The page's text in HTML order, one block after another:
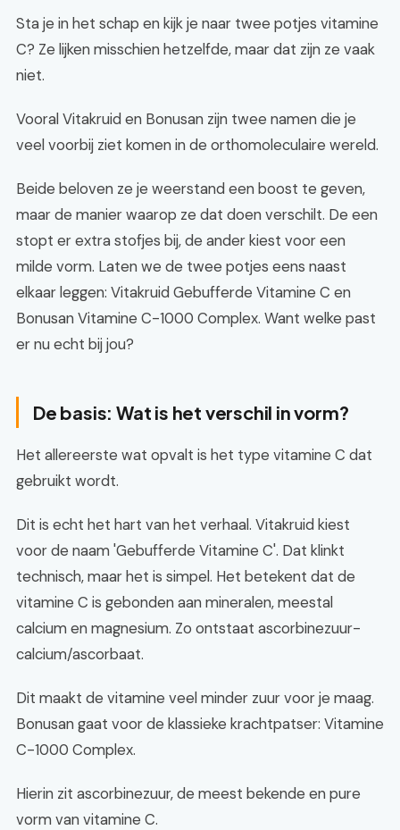
Sta je in het schap en kijk je naar twee potjes vitamine
C? Ze lijken misschien hetzelfde, maar dat zijn ze vaak
niet.
Vooral Vitakruid en Bonusan zijn twee namen die je
veel voorbij ziet komen in de orthomoleculaire wereld.
Beide beloven ze je weerstand een boost te geven,
maar de manier waarop ze dat doen verschilt. De een
stopt er extra stofjes bij, de ander kiest voor een
milde vorm. Laten we de twee potjes eens naast
elkaar leggen: Vitakruid Gebufferde Vitamine C en
Bonusan Vitamine C-1000 Complex. Want welke past
er nu echt bij jou?
De basis: Wat is het verschil in vorm?
Het allereerste wat opvalt is het type vitamine C dat
gebruikt wordt.
Dit is echt het hart van het verhaal. Vitakruid kiest
voor de naam 'Gebufferde Vitamine C'. Dat klinkt
technisch, maar het is simpel. Het betekent dat de
vitamine C is gebonden aan mineralen, meestal
calcium en magnesium. Zo ontstaat ascorbinezuur-
calcium/ascorbaat.
Dit maakt de vitamine veel minder zuur voor je maag.
Bonusan gaat voor de klassieke krachtpatser: Vitamine
C-1000 Complex.
Hierin zit ascorbinezuur, de meest bekende en pure
vorm van vitamine C.